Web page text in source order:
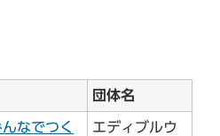
団体名
なでつく
エディブルウ